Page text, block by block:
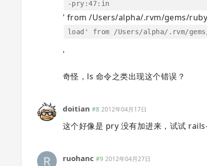
-pry:47:in
' from /Users/alpha/.rvm/gems/
load' from /Users/alpha/.rvm/
'
奇怪，ls 命令之类出现这个错误？
doitian #8 2012年04月17日
这个好像是 pry 没有加进来，试试
ruohanc #9 2012年04月27日